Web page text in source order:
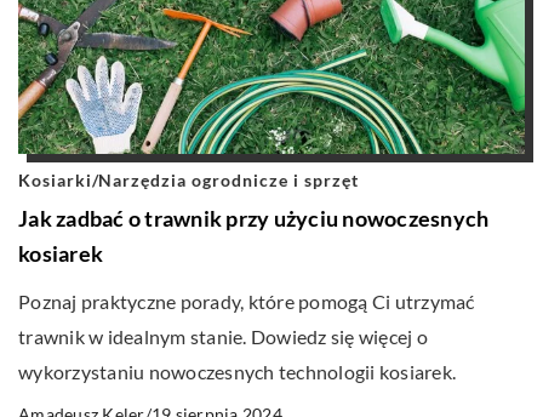
Kosiarki/Narzędzia ogrodnicze i sprzęt
Jak zadbać o trawnik przy użyciu nowoczesnych
kosiarek
Poznaj praktyczne porady, które pomogą Ci utrzymać
trawnik w idealnym stanie. Dowiedz się więcej o
wykorzystaniu nowoczesnych technologii kosiarek.